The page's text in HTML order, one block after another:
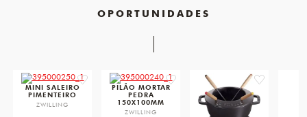
OPORTUNIDADES
favorite
MINI SALEIRO
PIMENTEIRO
ZWILLING
favorite
PILÃO MORTAR
PEDRA
150X100MM
ZWILLING
favorite